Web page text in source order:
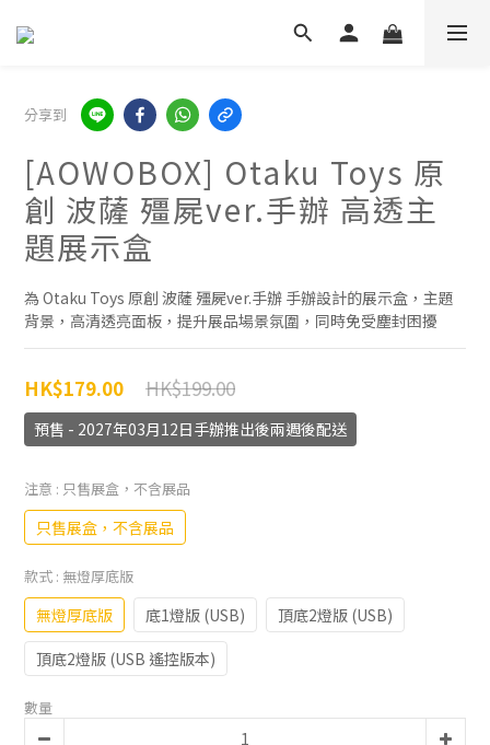
分享到
[AOWOBOX] Otaku Toys 原
創 波薩 殭屍ver.手辦 高透主
題展示盒
為 Otaku Toys 原創 波薩 殭屍ver.手辦 手辦設計的展示盒，主題
背景，高清透亮面板，提升展品場景氛圍，同時免受塵封困擾
HK$199.00
HK$179.00
預售 - 2027年03月12日手辦推出後兩週後配送
注意 : 只售展盒，不含展品
只售展盒，不含展品
款式 : 無燈厚底版
無燈厚底版 底1燈版 (USB)
頂底2燈版 (USB)
頂底2燈版 (USB 遙控版本)
數量